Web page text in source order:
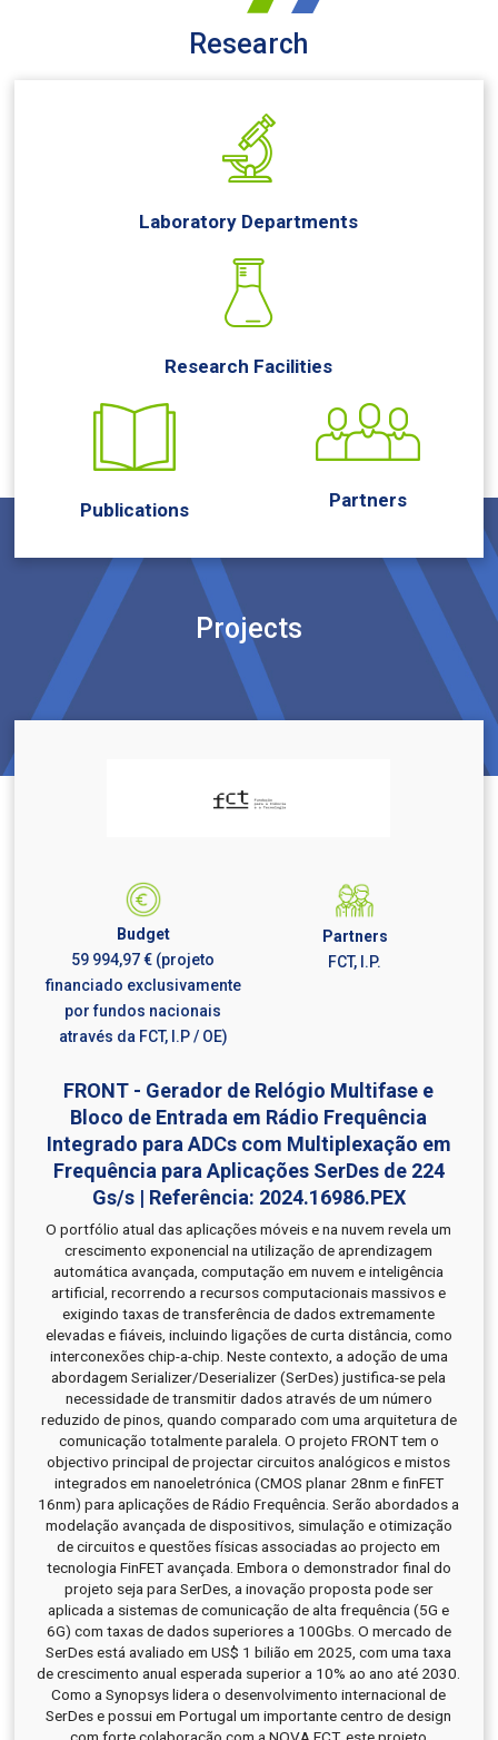
Research
Laboratory Departments
Research Facilities
Publications Partners
Projects
Budget
59 994,97 € (projeto
financiado exclusivamente
por fundos nacionais
através da FCT, I.P / OE)
Partners
FCT, I.P.
FRONT - Gerador de Relógio Multifase e
Bloco de Entrada em Rádio Frequência
Integrado para ADCs com Multiplexação em
Frequência para Aplicações SerDes de 224
Gs/s | Referência: 2024.16986.PEX
O portfólio atual das aplicações móveis e na nuvem revela um
crescimento exponencial na utilização de aprendizagem
automática avançada, computação em nuvem e inteligência
artificial, recorrendo a recursos computacionais massivos e
exigindo taxas de transferência de dados extremamente
elevadas e fiáveis, incluindo ligações de curta distância, como
interconexões chip-a-chip. Neste contexto, a adoção de uma
abordagem Serializer/Deserializer (SerDes) justifica-se pela
necessidade de transmitir dados através de um número
reduzido de pinos, quando comparado com uma arquitetura de
comunicação totalmente paralela. O projeto FRONT tem o
objectivo principal de projectar circuitos analógicos e mistos
integrados em nanoeletrónica (CMOS planar 28nm e finFET
16nm) para aplicações de Rádio Frequência. Serão abordados a
modelação avançada de dispositivos, simulação e otimização
de circuitos e questões físicas associadas ao projecto em
tecnologia FinFET avançada. Embora o demonstrador final do
projeto seja para SerDes, a inovação proposta pode ser
aplicada a sistemas de comunicação de alta frequência (5G e
6G) com taxas de dados superiores a 100Gbs. O mercado de
SerDes está avaliado em US$ 1 bilião em 2025, com uma taxa
de crescimento anual esperada superior a 10% ao ano até 2030.
Como a Synopsys lidera o desenvolvimento internacional de
SerDes e possui em Portugal um importante centro de design